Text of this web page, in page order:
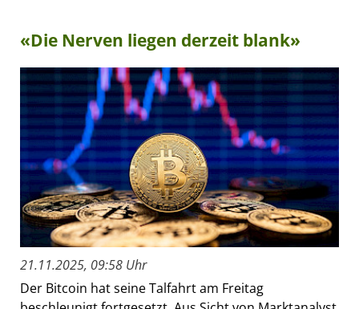
«Die Nerven liegen derzeit blank»
21.11.2025, 09:58 Uhr
Der Bitcoin hat seine Talfahrt am Freitag